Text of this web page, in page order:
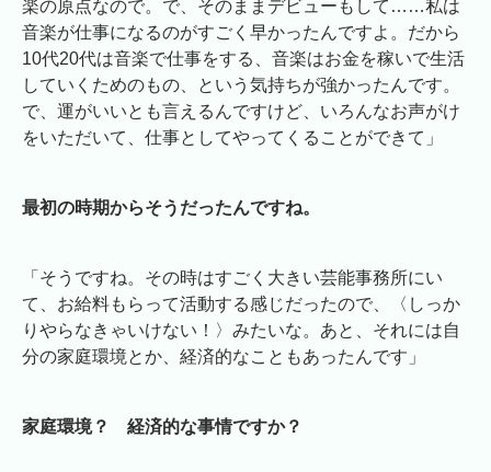
楽の原点なので。で、そのままデビューもして……私は
音楽が仕事になるのがすごく早かったんですよ。だから
10代20代は音楽で仕事をする、音楽はお金を稼いで生活
していくためのもの、という気持ちが強かったんです。
で、運がいいとも言えるんですけど、いろんなお声がけ
をいただいて、仕事としてやってくることができて」
最初の時期からそうだったんですね。
「そうですね。その時はすごく大きい芸能事務所にい
て、お給料もらって活動する感じだったので、〈しっか
りやらなきゃいけない！〉みたいな。あと、それには自
分の家庭環境とか、経済的なこともあったんです」
家庭環境？ 経済的な事情ですか？